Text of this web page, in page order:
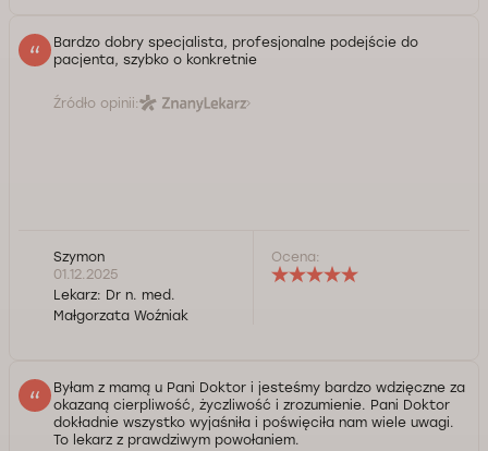
Bardzo dobry specjalista, profesjonalne podejście do
pacjenta, szybko o konkretnie
Źródło opinii:
Szymon
01.12.2025
Lekarz: Dr n. med.
Małgorzata Woźniak
Ocena:
Byłam z mamą u Pani Doktor i jesteśmy bardzo wdzięczne za
okazaną cierpliwość, życzliwość i zrozumienie. Pani Doktor
dokładnie wszystko wyjaśniła i poświęciła nam wiele uwagi.
To lekarz z prawdziwym powołaniem.